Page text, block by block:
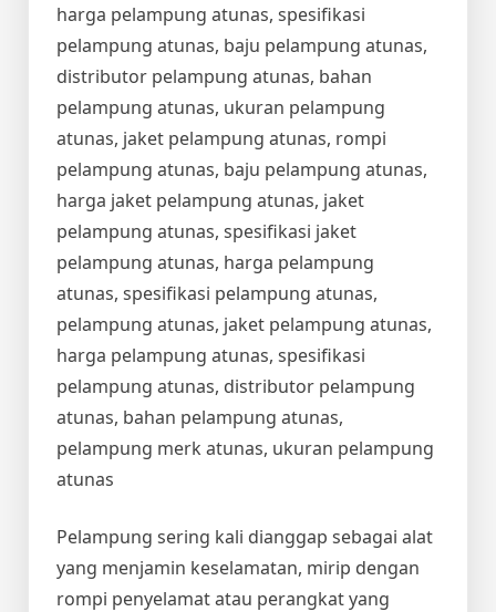
harga pelampung atunas, spesifikasi
pelampung atunas, baju pelampung atunas,
distributor pelampung atunas, bahan
pelampung atunas, ukuran pelampung
atunas, jaket pelampung atunas, rompi
pelampung atunas, baju pelampung atunas,
harga jaket pelampung atunas, jaket
pelampung atunas, spesifikasi jaket
pelampung atunas, harga pelampung
atunas, spesifikasi pelampung atunas,
pelampung atunas, jaket pelampung atunas,
harga pelampung atunas, spesifikasi
pelampung atunas, distributor pelampung
atunas, bahan pelampung atunas,
pelampung merk atunas, ukuran pelampung
atunas
Pelampung sering kali dianggap sebagai alat
yang menjamin keselamatan, mirip dengan
rompi penyelamat atau perangkat yang